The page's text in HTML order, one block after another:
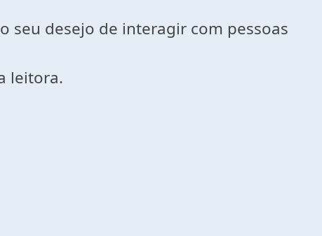
seu desejo de interagir com pessoas
leitora.